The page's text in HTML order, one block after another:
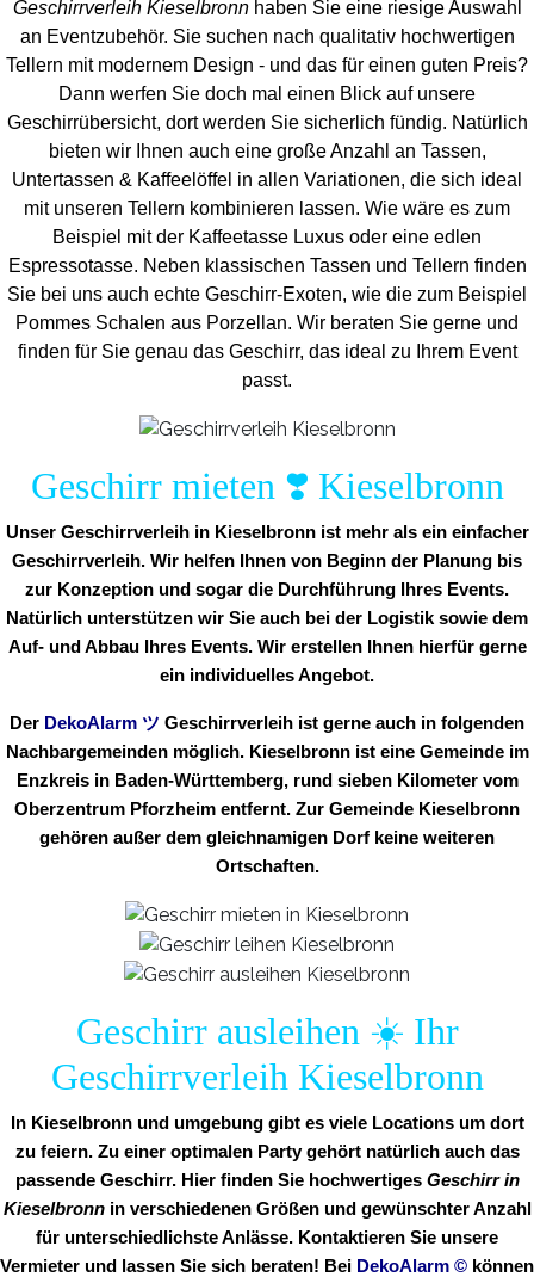
Geschirrverleih Kieselbronnhaben Sie eine riesige Auswahl
an Eventzubehör. Sie suchen nach qualitativ hochwertigen
Tellern mit modernem Design - und das für einen guten Preis?
Dann werfen Sie doch mal einen Blick auf unsere
Geschirrübersicht, dort werden Sie sicherlich fündig. Natürlich
bieten wir Ihnen auch eine große Anzahl an Tassen,
Untertassen & Kaffeelöffel in allen Variationen, die sich ideal
mit unseren Tellern kombinieren lassen. Wie wäre es zum
Beispiel mit der Kaffeetasse Luxus oder eine edlen
Espressotasse. Neben klassischen Tassen und Tellern finden
Sie bei uns auch echte Geschirr-Exoten, wie die zum Beispiel
Pommes Schalen aus Porzellan. Wir beraten Sie gerne und
finden für Sie genau das Geschirr, das ideal zu Ihrem Event
passt.
Geschirr mieten ❣️ Kieselbronn
Unser Geschirrverleih in Kieselbronn ist mehr als ein einfacher
Geschirrverleih. Wir helfen Ihnen von Beginn der Planung bis
zur Konzeption und sogar die Durchführung Ihres Events.
Natürlich unterstützen wir Sie auch bei der Logistik sowie dem
Auf- und Abbau Ihres Events. Wir erstellen Ihnen hierfür gerne
ein individuelles Angebot.
Der DekoAlarm ツ Geschirrverleih ist gerne auch in folgenden
Nachbargemeinden möglich. Kieselbronn ist eine Gemeinde im
Enzkreis in Baden-Württemberg, rund sieben Kilometer vom
Oberzentrum Pforzheim entfernt. Zur Gemeinde Kieselbronn
gehören außer dem gleichnamigen Dorf keine weiteren
Ortschaften.
Geschirr ausleihen ☀️ Ihr
Geschirrverleih Kieselbronn
In Kieselbronn und umgebung gibt es viele Locations um dort
zu feiern. Zu einer optimalen Party gehört natürlich auch das
passende Geschirr. Hier finden Sie hochwertiges Geschirr in
Kieselbronnin verschiedenen Größen und gewünschter Anzahl
für unterschiedlichste Anlässe. Kontaktieren Sie unsere
Vermieter und lassen Sie sich beraten! Bei DekoAlarm © können